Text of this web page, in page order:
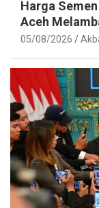
Harga
Aceh
05/08/2026